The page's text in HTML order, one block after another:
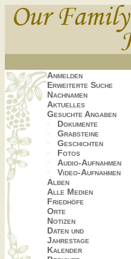
Anmelden
Erweiterte Suche
Nachnamen
Aktuelles
Gesuchte Angaben
Dokumente
Grabsteine
Geschichten
Fotos
Audio-Aufnahmen
Video-Aufnahmen
Alben
Alle Medien
Friedhöfe
Orte
Notizen
Daten und
Jahrestage
Kalender